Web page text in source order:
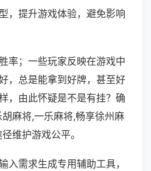
，提升游戏体验，避免影响
率；一些玩家反映在游戏中
，总是能拿到好牌，甚至好
，由此怀疑是不是有挂？确
麻将,一乐麻将,畅享徐州麻
维护游戏公平。
入需求生成专用辅助工具，